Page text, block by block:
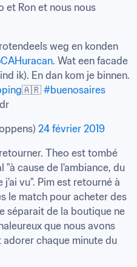
et Ron et nous nous
weg en konden
. Wat een facade
ik). En dan kom je binnen.
🇦🇷 #buenosaires
24 février 2019
Theo est tombé
"à cause de l'ambiance, du
vu". Pim est retourné à
le match pour acheter des
séparait de la boutique ne
que nous avons
adorer chaque minute du